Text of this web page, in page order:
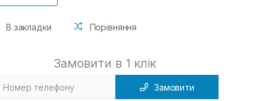
В закладки Порівняння
Замовити в 1 клік
Замовити